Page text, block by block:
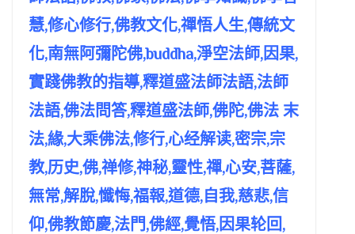
慧,修心修行,佛教文化,禪悟人生,傳統文
化,南無阿彌陀佛,buddha,淨空法師,因果,
實踐佛教的指導,釋道盛法師法語,法師
法語,佛法問答,釋道盛法師,佛陀,佛法 末
法,緣,大乘佛法,修行,心经解读,密宗,宗
教,历史,佛,禅修,神秘,靈性,禪,心安,菩薩,
無常,解脫,懺悔,福報,道德,自我,慈悲,信
仰,佛教節慶,法門,佛經,覺悟,因果轮回,